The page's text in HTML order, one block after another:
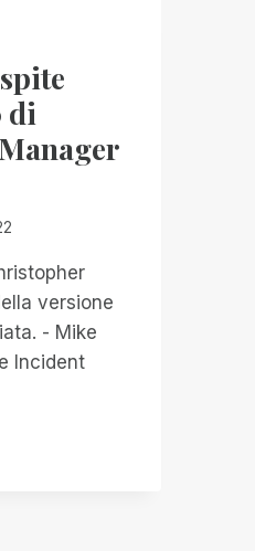
di
versione
- Mike
Incident